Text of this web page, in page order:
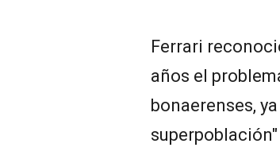
Ferrari
años el
bonaerenses,